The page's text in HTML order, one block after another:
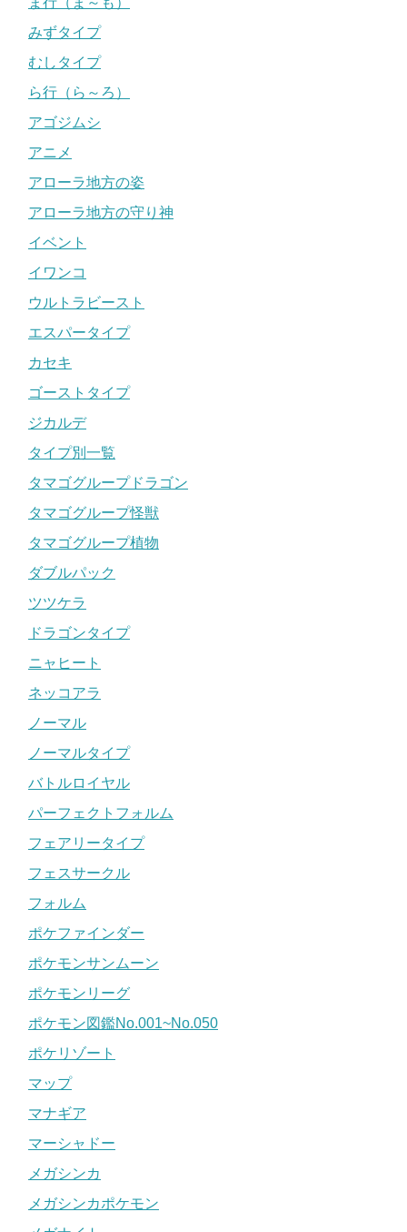
みずタイプ
むしタイプ
ら行（ら～ろ）
アゴジムシ
アニメ
アローラ地方の姿
アローラ地方の守り神
イベント
イワンコ
ウルトラビースト
エスパータイプ
カセキ
ゴーストタイプ
ジカルデ
タイプ別一覧
タマゴグループドラゴン
タマゴグループ怪獣
タマゴグループ植物
ダブルパック
ツツケラ
ドラゴンタイプ
ニャヒート
ネッコアラ
ノーマル
ノーマルタイプ
バトルロイヤル
パーフェクトフォルム
フェアリータイプ
フェスサークル
フォルム
ポケファインダー
ポケモンサンムーン
ポケモンリーグ
ポケモン図鑑No.001~No.050
ポケリゾート
マップ
マナギア
マーシャドー
メガシンカ
メガシンカポケモン